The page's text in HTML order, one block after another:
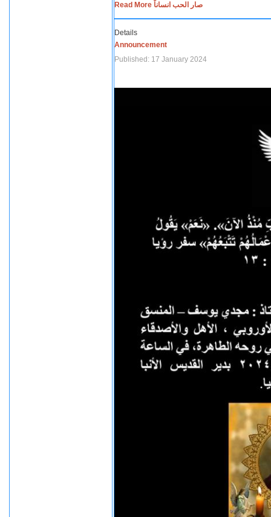
Read More صار الحب انساناً
Details
Announcement
Published: 17 January 2024